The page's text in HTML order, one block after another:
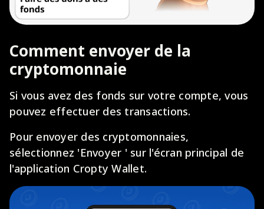
Comment envoyer de la
cryptomonnaie
Si vous avez des fonds sur votre compte, vous
pouvez effectuer des transactions.
Pour envoyer des cryptomonnaies,
sélectionnez 'Envoyer ' sur l'écran principal de
l'application Cropty Wallet.